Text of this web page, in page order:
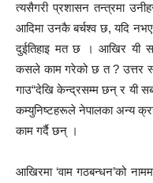
त्यसैगरी प्रशासन तन्त्रमा
आदिमा उनकै बर्चश्व छ, यदि
दुईतिहाइ मत छ । आखिर यी
कसले काम गरेको छ त ? उत्तर
गाउ“देखि केन्द्रसम्म छन् र यी
कम्युनिष्टहरूले नेपालका अन्य
काम गर्दै छन् ।
आखिरमा ‘वाम गठबन्धन’को